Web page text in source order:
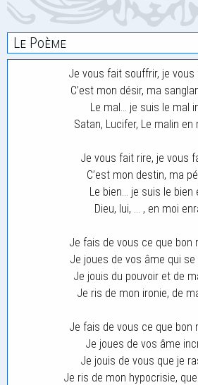
Le Poème
Je vous fait souffrir, je vous
C’est mon désir, ma
Le mal… je suis le mal
Satan, Lucifer, Le malin en
Je vous fait rire, je vous
C’est mon destin, ma
Le bien… je suis le bien
Dieu, lui, … , en moi
Je fais de vous ce que bon
Je joues de vos âme qui
Je jouis du pouvoir et de
Je ris de mon ironie, de
Je fais de vous ce que bon
Je joues de vos âme
Je jouis de vous que je
Je ris de mon hypocrisie, que